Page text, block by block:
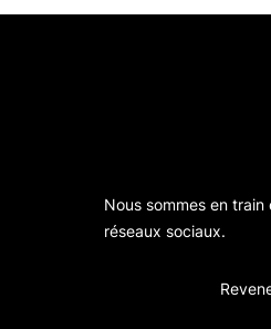
Nous sommes en
réseaux sociaux.